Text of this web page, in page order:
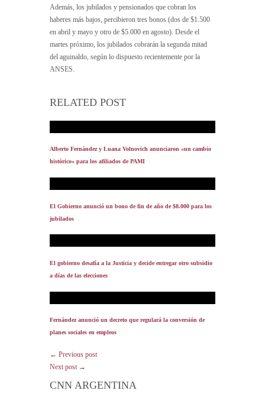
Además, los jubilados y pensionados que cobran los
haberes más bajos, percibieron tres bonos (dos de $1.500
en abril y mayo y otro de $5.000 en agosto). Desde el
martes próximo, los jubilados cobrarán la segunda mitad
del aguinaldo, según lo dispuesto recientemente por la
ANSES.
RELATED POST
Alberto Fernández y Luana Volnovich anunciaron «un cambio
histórico» para los afiliados de PAMI
El Gobierno anunció un bono de fin de año de $8.000 para los
jubilados
El gobierno desafía a la Justicia y decide entregar otro subsidio
a días de las elecciones
Fernández anunció un decreto que regulará la conversión de
planes sociales en empleos
← Previous post
Next post →
CNN ARGENTINA